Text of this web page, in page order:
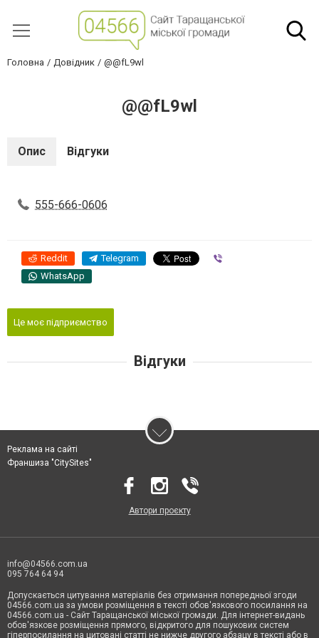
Головна Довідник @@fL9wl
@@fL9wl
Опис Відгуки
555-666-0606
Reddit Telegram
WhatsApp
Це моє підприємство
Відгуки
Реклама на сайті
Франшиза "CitySites"
Автори проєкту
info@04566.com.ua
095 764 64 94
Допускається цитування матеріалів без отримання попередньої згоди
04566.com.ua за умови розміщення в тексті обов'язкового посилання на
04566.com.ua - Cайт Таращанської міської громади. Для інтернет-видань
обов'язкове розміщення прямого, відкритого для пошукових систем
гіперпосилання на цитовані статті не нижче другого абзацу в тексті або в